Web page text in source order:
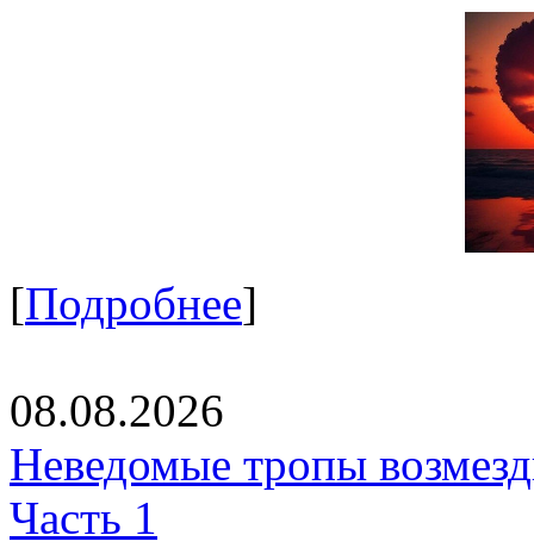
[Подробнее]
08.08.2026
Неведомые тропы
Часть 1